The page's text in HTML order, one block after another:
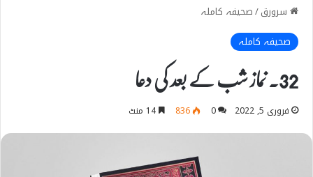
سرورق/صحیفہ کاملہ
صحیفہ کاملہ
32۔ نماز شب کے بعد کی دعا
فروری 5, 2022 0
836